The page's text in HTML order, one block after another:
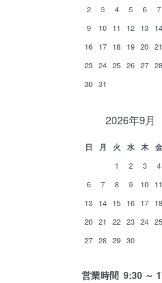
2
3 4 5 6 7
9
10 11 12 13 14
16 17 18 19 20 21
23 24 25 26 27 28
30 31
2026年9月
日 月 火 水 木 金
1
2 3 4
6
7 8 9 10 11
13 14 15 16 17 18
20 21 22 23 24 25
27 28 29 30
営業時間 9:30 ～